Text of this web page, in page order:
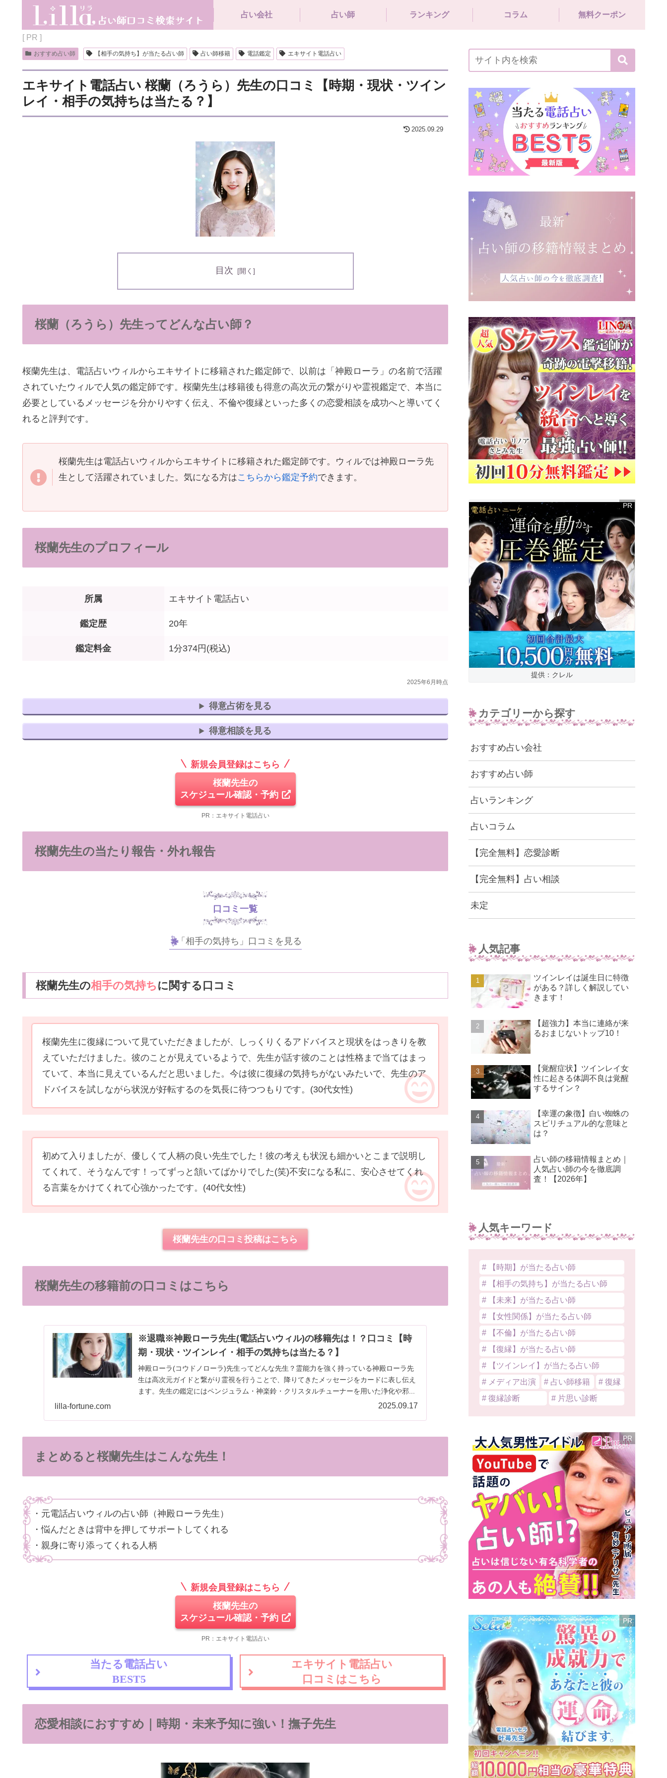
占い会社 占い師 ランキング コラム 無料クーポン
[ PR ]
おすすめ占い師 【相手の気持ち】が当たる占い師 占い師移籍 電話鑑定 エキサイト電話占い
エキサイト電話占い 桜蘭（ろうら）先生の口コミ【時期・現状・ツイン
レイ・相手の気持ちは当たる？】
2025.09.29
目次
桜蘭（ろうら）先生ってどんな占い師？
桜蘭先生は、電話占いウィルからエキサイトに移籍された鑑定師で、以前は「神殿ローラ」の名前で活躍
されていたウィルで人気の鑑定師です。桜蘭先生は移籍後も得意の高次元の繋がりや霊視鑑定で、本当に
必要としているメッセージを分かりやすく伝え、不倫や復縁といった多くの恋愛相談を成功へと導いてく
れると評判です。
桜蘭先生は電話占いウィルからエキサイトに移籍された鑑定師です。ウィルでは神殿ローラ先
生として活躍されていました。気になる方はこちらから鑑定予約できます。
桜蘭先生のプロフィール
所属 エキサイト電話占い
鑑定歴 20年
鑑定料金 1分374円(税込)
2025年6月時点
得意占術を見る
得意相談を見る
新規会員登録はこちら
桜蘭先生の
スケジュール確認・予約
PR：エキサイト電話占い
桜蘭先生の当たり報告・外れ報告
口コミ一覧
「相手の気持ち」口コミを見る
桜蘭先生の相手の気持ち に関する口コミ
桜蘭先生に復縁について見ていただきましたが、しっくりくるアドバイスと現状をはっきりを教
えていただけました。彼のことが見えているようで、先生が話す彼のことは性格まで当てはまっ
ていて、本当に見えているんだと思いました。今は彼に復縁の気持ちがないみたいで、先生のア
ドバイスを試しながら状況が好転するのを気長に待つつもりです。 (30代女性)
初めて入りましたが、優しくて人柄の良い先生でした！彼の考えも状況も細かいとこまで説明し
てくれて、そうなんです！ってずっと頷いてばかりでした(笑)不安になる私に、安心させてくれ
る言葉をかけてくれて心強かったです。 (40代女性)
桜蘭先生の口コミ投稿はこちら
桜蘭先生の移籍前の口コミはこちら
※退職※神殿ローラ先生(電話占いウィル)の移籍先は！？口コミ【時
期・現状・ツインレイ・相手の気持ちは当たる？】
神殿ローラ(コウドノローラ)先生ってどんな先生？霊能力を強く持っている神殿ローラ先
生は高次元ガイドと繋がり霊視を行うことで、降りてきたメッセージをカードに表し伝え
ます。先生の鑑定にはペンジュラム・神楽鈴・クリスタルチューナーを用いた浄化や邪...
lilla-fortune.com 2025.09.17
まとめると桜蘭先生はこんな先生！
・元電話占いウィルの占い師（神殿ローラ先生）
・悩んだときは背中を押してサポートしてくれる
・親身に寄り添ってくれる人柄
新規会員登録はこちら
桜蘭先生の
スケジュール確認・予約
PR：エキサイト電話占い
当たる電話占い
BEST5
エキサイト電話占い
口コミはこちら
恋愛相談におすすめ｜時期・未来予知に強い！撫子先生
提供：クレル
カテゴリーから探す
おすすめ占い会社
おすすめ占い師
占いランキング
占いコラム
【完全無料】恋愛診断
【完全無料】占い相談
未定
人気記事
ツインレイは誕生日に特徴
がある？詳しく解説してい
きます！
【超強力】本当に連絡が来
るおまじないトップ10！
【覚醒症状】ツインレイ女
性に起きる体調不良は覚醒
するサイン？
【幸運の象徴】白い蜘蛛の
スピリチュアル的な意味と
は？
占い師の移籍情報まとめ｜
人気占い師の今を徹底調
査！【2026年】
人気キーワード
# 【時期】が当たる占い師
# 【相手の気持ち】が当たる占い師
# 【未来】が当たる占い師
# 【女性関係】が当たる占い師
# 【不倫】が当たる占い師
# 【復縁】が当たる占い師
# 【ツインレイ】が当たる占い師
# メディア出演
# 占い師移籍
# 復縁
# 復縁診断
# 片思い診断